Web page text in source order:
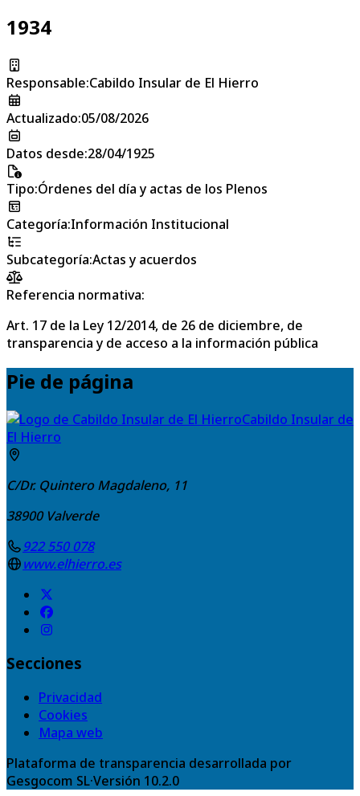
1934
Responsable:Cabildo Insular de El Hierro
Actualizado:05/08/2026
Datos desde:28/04/1925
Tipo:Órdenes del día y actas de los Plenos
Categoría:Información Institucional
Subcategoría:Actas y acuerdos
Referencia normativa:
Art. 17 de la Ley 12/2014, de 26 de diciembre, de
transparencia y de acceso a la información pública
Pie de página
Cabildo Insular de
El Hierro
C/Dr. Quintero Magdaleno, 11
38900 Valverde
922 550 078
www.elhierro.es
Secciones
Privacidad
Cookies
Mapa web
Plataforma de transparencia desarrollada por
Gesgocom SL·Versión 10.2.0